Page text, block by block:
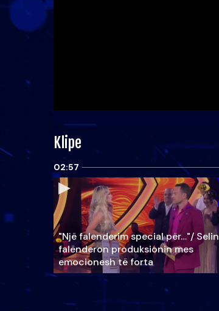
Klipe
02:57
"Një falenderim special për…"/ Selin
falënderon produksionin mes
emocionesh të forta